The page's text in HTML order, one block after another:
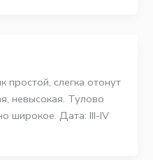
слегка отонут
невысокая. Тулово
широкое. Дата: III-IV